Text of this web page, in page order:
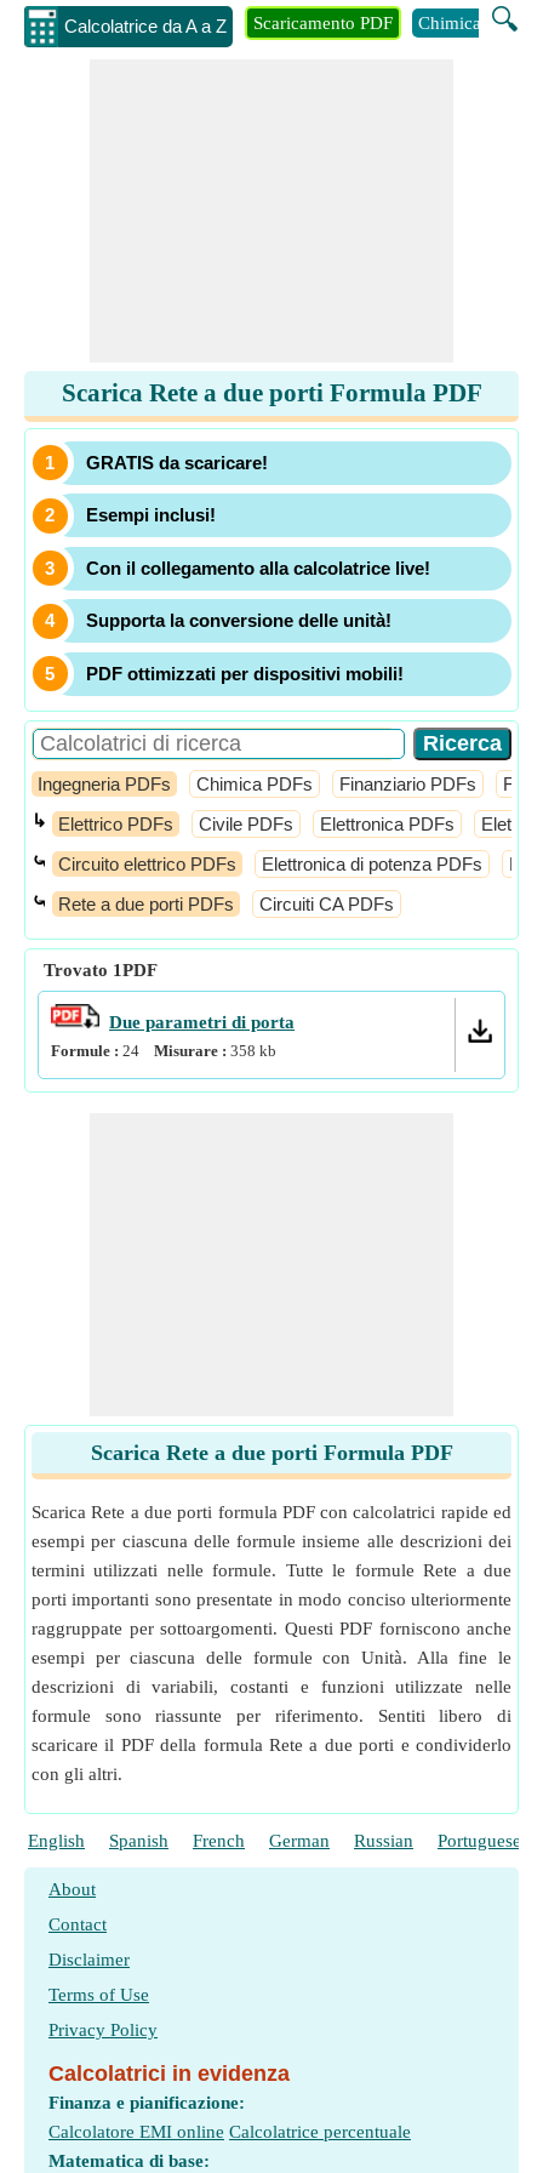
Calcolatrice da A a Z 🔍
Scaricamento PDF Chimica
Scarica Rete a due porti Formula PDF
GRATIS da scaricare!
Esempi inclusi!
Con il collegamento alla calcolatrice live!
Supporta la conversione delle unità!
PDF ottimizzati per dispositivi mobili!
Ingegneria PDFs Chimica PDFs Finanziario PDFs
↳ Elettrico PDFs Civile PDFs Elettronica PDFs
⤿ Circuito elettrico PDFs Elettronica di potenza PDFs
⤿ Rete a due porti PDFs Circuiti CA PDFs
Trovato 1PDF
Due parametri di porta
Formule : 24 Misurare : 358 kb
Scarica Rete a due porti Formula PDF
Scarica Rete a due porti formula PDF con calcolatrici rapide ed
esempi per ciascuna delle formule insieme alle descrizioni dei
termini utilizzati nelle formule. Tutte le formule Rete a due
porti importanti sono presentate in modo conciso ulteriormente
raggruppate per sottoargomenti. Questi PDF forniscono anche
esempi per ciascuna delle formule con Unità. Alla fine le
descrizioni di variabili, costanti e funzioni utilizzate nelle
formule sono riassunte per riferimento. Sentiti libero di
scaricare il PDF della formula Rete a due porti e condividerlo
con gli altri.
English Spanish French German Russian Portuguese
About
Contact
Disclaimer
Terms of Use
Privacy Policy
Calcolatrici in evidenza
Finanza e pianificazione:
Calcolatore EMI online Calcolatrice percentuale
Matematica di base: